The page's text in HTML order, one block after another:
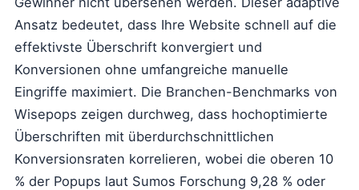
Ansatz bedeutet, dass Ihre Website schnell auf die
effektivste Überschrift konvergiert und
Konversionen ohne umfangreiche manuelle
Eingriffe maximiert. Die Branchen-Benchmarks von
Wisepops zeigen durchweg, dass hochoptimierte
Überschriften mit überdurchschnittlichen
Konversionsraten korrelieren, wobei die oberen 10
% der Popups laut Sumos Forschung 9,28 % oder